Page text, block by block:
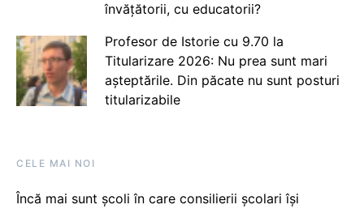
învățătorii, cu educatorii?
Profesor de Istorie cu 9.70 la
Titularizare 2026: Nu prea sunt mari
așteptările. Din păcate nu sunt posturi
titularizabile
CELE MAI NOI
Încă mai sunt școli în care consilierii școlari își